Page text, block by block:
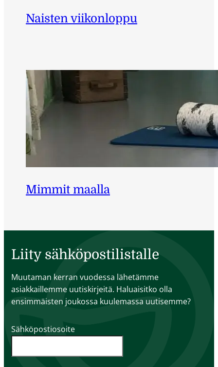
Naisten viikonloppu
Mimmit maalla
Liity sähköpostilistalle
Muutaman kerran vuodessa lähetämme
asiakkaillemme uutiskirjeitä. Haluaisitko olla
ensimmäisten joukossa kuulemassa uutisemme?
Sähköpostiosoite